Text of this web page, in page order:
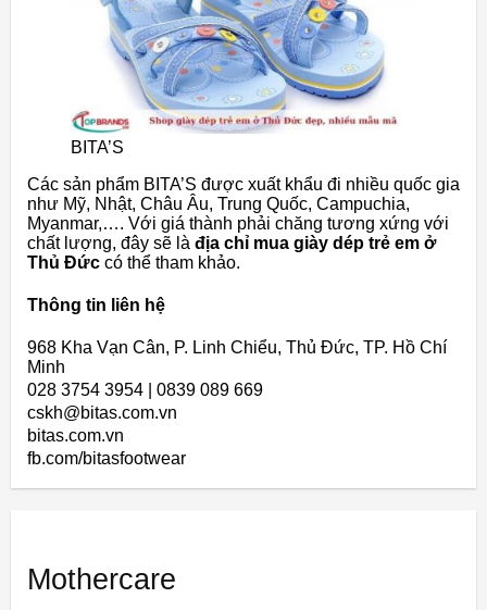
BITA’S
Các sản phẩm BITA’S được xuất khẩu đi nhiều quốc gia
như Mỹ, Nhật, Châu Âu, Trung Quốc, Campuchia,
Myanmar,…. Với giá thành phải chăng tương xứng với
chất lượng, đây sẽ là địa chỉ mua giày dép trẻ em ở
Thủ Đức có thể tham khảo.
Thông tin liên hệ
968 Kha Vạn Cân, P. Linh Chiểu, Thủ Đức, TP. Hồ Chí
Minh
028 3754 3954 | 0839 089 669
cskh@bitas.com.vn
bitas.com.vn
fb.com/bitasfootwear
Mothercare